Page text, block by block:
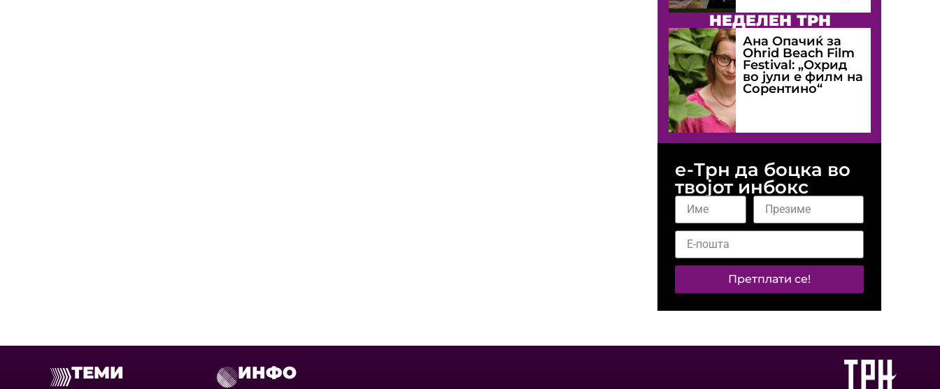
НЕДЕЛЕН ТРН
Ана Опачиќ за
Оhrid Beach Film
Festival: „Охрид
во јули е филм на
Сорентино“
е-Трн да боцка во
твојот инбокс
Претплати се!
ТЕМИ ИНФО